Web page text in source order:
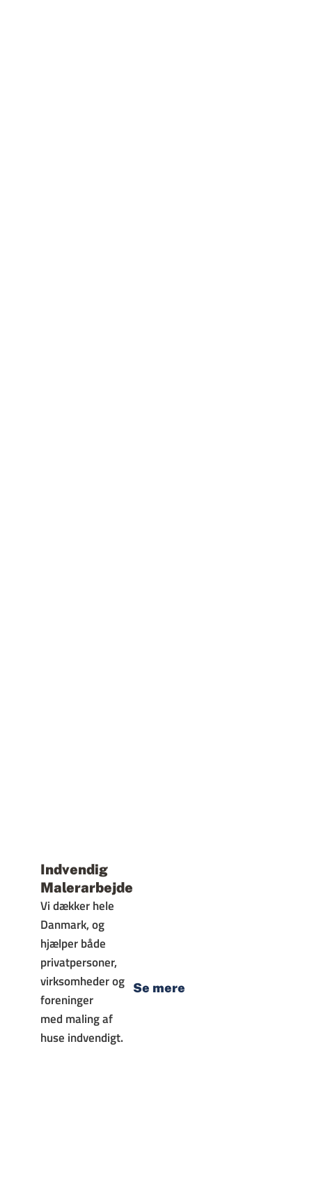
Indvendig
Malerarbejde
Vi dækker hele
Danmark, og
hjælper både
privatpersoner,
virksomheder og
foreninger
med maling af
huse indvendigt.
Se mere